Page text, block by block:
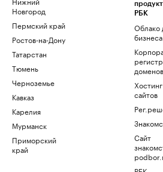
Новгород
Пермский край
Ростов-на-Дону
Татарстан
Тюмень
Черноземье
Кавказ
Карелия
Мурманск
Приморский
край
РБК
Облако
бизнеса
доменов
Хостинг
сайтов
Сайт